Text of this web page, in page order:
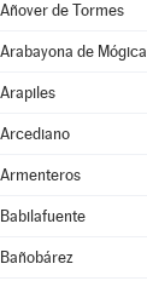
Añover de Tormes
Arabayona de Mógica
Arapiles
Arcediano
Armenteros
Babilafuente
Bañobárez